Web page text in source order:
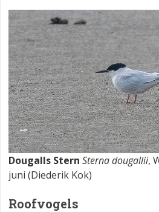
Dougalls Stern Sterna dougallii,
juni (Diederik Kok)
Roofvogels